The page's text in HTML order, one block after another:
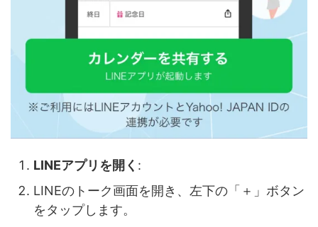
LINEアプリを開く :
LINEのトーク画面を開き、左下の「＋」ボタン
をタップします。